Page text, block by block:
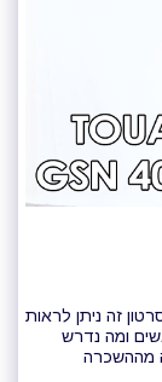
זה ניתן לראות
ומה נדרש
מההשכרה